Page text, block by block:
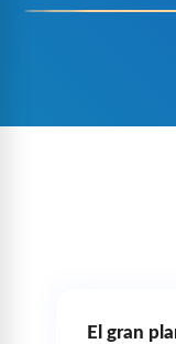
El gran